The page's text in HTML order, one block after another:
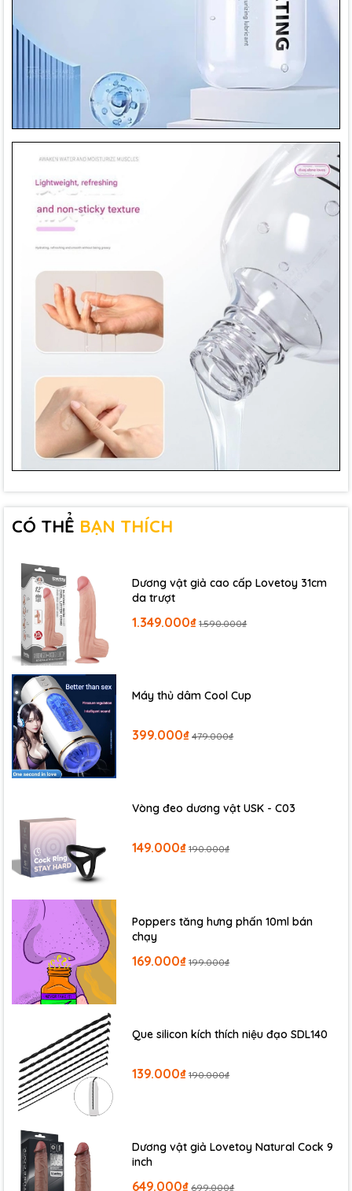
CÓ THỂ BẠN THÍCH
Dương vật giả cao cấp Lovetoy 31cm
da trượt
1.349.000₫ 1.590.000₫
Máy thủ dâm Cool Cup
399.000₫ 479.000₫
Vòng đeo dương vật USK - C03
149.000₫ 190.000₫
Poppers tăng hưng phấn 10ml bán
chạy
169.000₫ 199.000₫
Que silicon kích thích niệu đạo SDL140
139.000₫ 190.000₫
Dương vật giả Lovetoy Natural Cock 9
inch
649.000₫ 699.000₫